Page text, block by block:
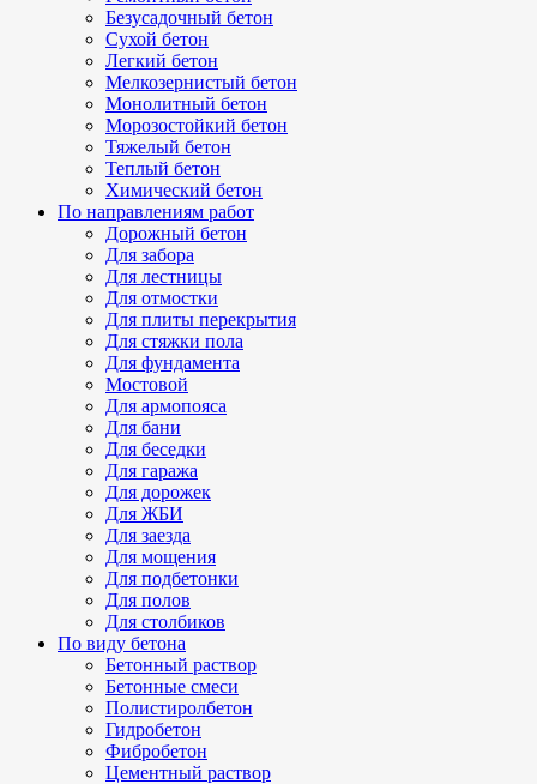
Безусадочный бетон
Сухой бетон
Легкий бетон
Мелкозернистый бетон
Монолитный бетон
Морозостойкий бетон
Тяжелый бетон
Теплый бетон
Химический бетон
По направлениям работ
Дорожный бетон
Для забора
Для лестницы
Для отмостки
Для плиты перекрытия
Для стяжки пола
Для фундамента
Мостовой
Для армопояса
Для бани
Для беседки
Для гаража
Для дорожек
Для ЖБИ
Для заезда
Для мощения
Для подбетонки
Для полов
Для столбиков
По виду бетона
Бетонный раствор
Бетонные смеси
Полистиролбетон
Гидробетон
Фибробетон
Цементный раствор